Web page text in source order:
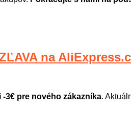
na
-3€ pre nového zákazníka.